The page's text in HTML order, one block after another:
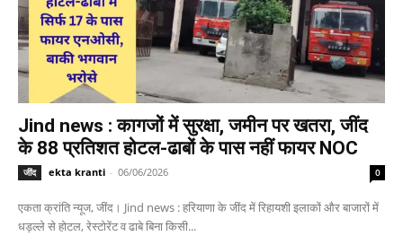
Jind news : कागजों में सुरक्षा, जमीन पर खतरा, जींद
के 88 प्रतिशत होटल-ढाबों के पास नहीं फायर NOC
जींद ekta kranti - 06/06/2026 0
एकता क्रांति न्यूज, जींद। Jind news : हरियाणा के जींद में रिहायशी इलाकों और बाजारों में
धड़ल्ले से होटल, रेस्टोरेंट व ढाबे बिना किसी...